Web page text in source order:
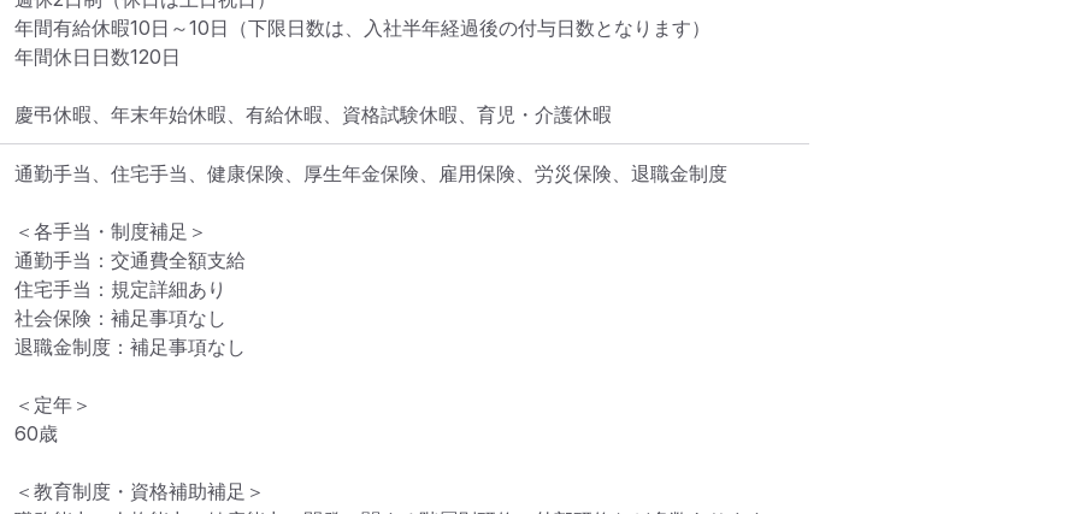
年間有給休暇10日～10日（下限日数は、入社半年経過後の付与日数となります）
年間休日日数120日
慶弔休暇、年末年始休暇、有給休暇、資格試験休暇、育児・介護休暇
通勤手当、住宅手当、健康保険、厚生年金保険、雇用保険、労災保険、退職金制度
＜各手当・制度補足＞
通勤手当：交通費全額支給
住宅手当：規定詳細あり
社会保険：補足事項なし
退職金制度：補足事項なし
＜定年＞
60歳
＜教育制度・資格補助補足＞